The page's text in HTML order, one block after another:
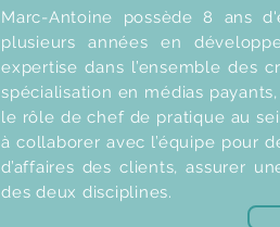
Marc-Antoine possède 8 ans
plusieurs années en
expertise dans l’ensemble des
spécialisation en médias
le rôle de chef de pratique au
à collaborer avec l’équipe pour
d’affaires des clients, assurer
des deux disciplines.